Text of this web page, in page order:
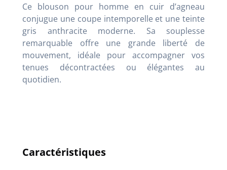
Ce blouson pour homme en cuir d’agneau
conjugue une coupe intemporelle et une teinte
gris anthracite moderne. Sa souplesse
remarquable offre une grande liberté de
mouvement, idéale pour accompagner vos
tenues décontractées ou élégantes au
quotidien.
Caractéristiques